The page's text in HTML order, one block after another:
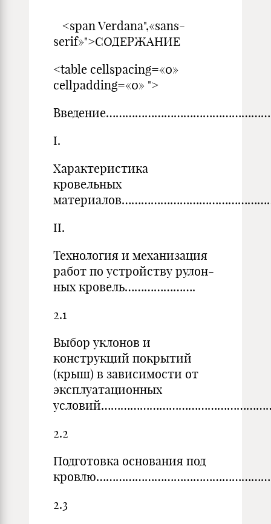
<span Verdana",«sans-
serif»">СОДЕРЖАНИЕ
<table cellspacing=«0»
cellpadding=«0» ">
I.
Характеристика
кровельных
II.
Технология и механизация
работ по устройству рулон­
ных кровель………………….
2.1
Выбор уклонов и
конструкций покрытий
(крыш) в зависимости от
эксплуатационных
2.2
Подготовка основания под
2.3